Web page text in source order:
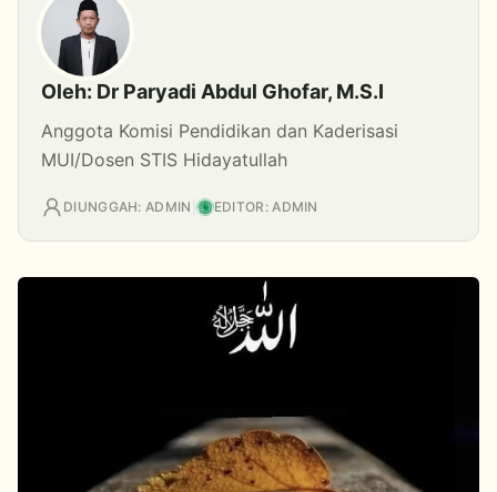
Oleh: Dr Paryadi Abdul Ghofar, M.S.I
Anggota Komisi Pendidikan dan Kaderisasi
MUI/Dosen STIS Hidayatullah
DIUNGGAH: ADMIN EDITOR: ADMIN